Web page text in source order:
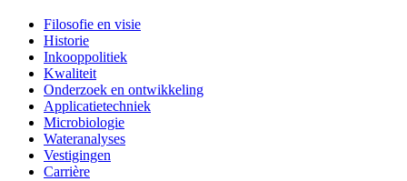
Filosofie en visie
Historie
Inkooppolitiek
Kwaliteit
Onderzoek en ontwikkeling
Applicatietechniek
Microbiologie
Wateranalyses
Vestigingen
Carrière